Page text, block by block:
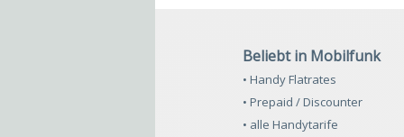
Beliebt in Mobilfunk
• Handy Flatrates
• Prepaid / Discounter
• alle Handytarife